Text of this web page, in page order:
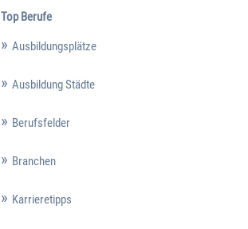
Top Berufe
Ausbildungsplätze
Ausbildung Städte
Berufsfelder
Branchen
Karrieretipps